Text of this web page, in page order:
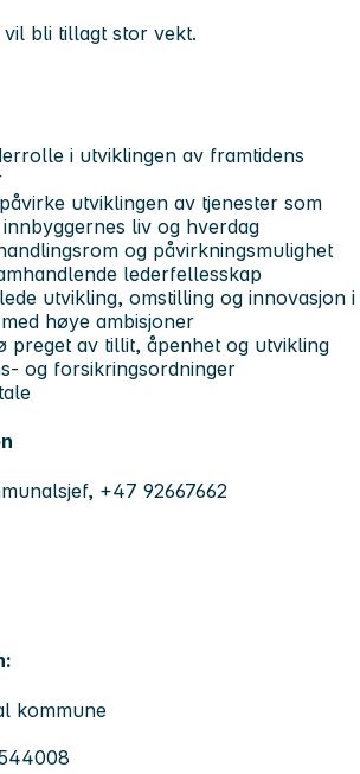
bli tillagt stor vekt.
i utviklingen av framtidens
utviklingen av tjenester som
liv og hverdag
og påvirkningsmulighet
lederfellesskap
utvikling, omstilling og innovasjon i
høye ambisjoner
preget av tillit, åpenhet og utvikling
og forsikringsordninger
+47 92667662
kommune